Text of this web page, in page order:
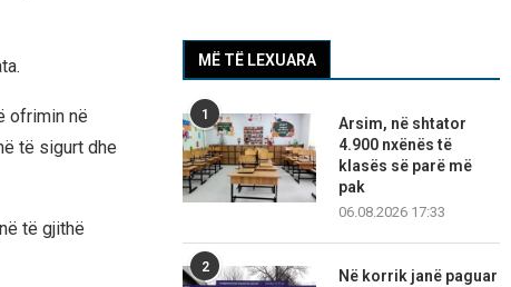
ofrimin në
të sigurt dhe
të gjithë
MË TË LEXUARA
1
Arsim, në shtator
4.900 nxënës të
klasës së parë më
pak
06.08.2026 17:33
2
Në korrik janë paguar